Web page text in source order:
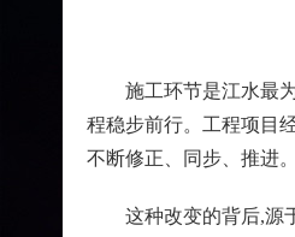
施工环节是江水最
程稳步前行。工程项目
不断修正、同步、推进
这种改变的背后,源